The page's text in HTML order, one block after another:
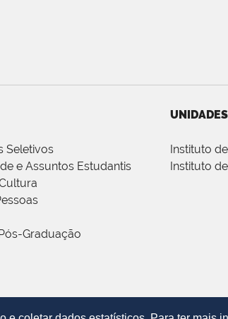
Seletivos
e Assuntos Estudantis
Graduação
Instituto
Instituto